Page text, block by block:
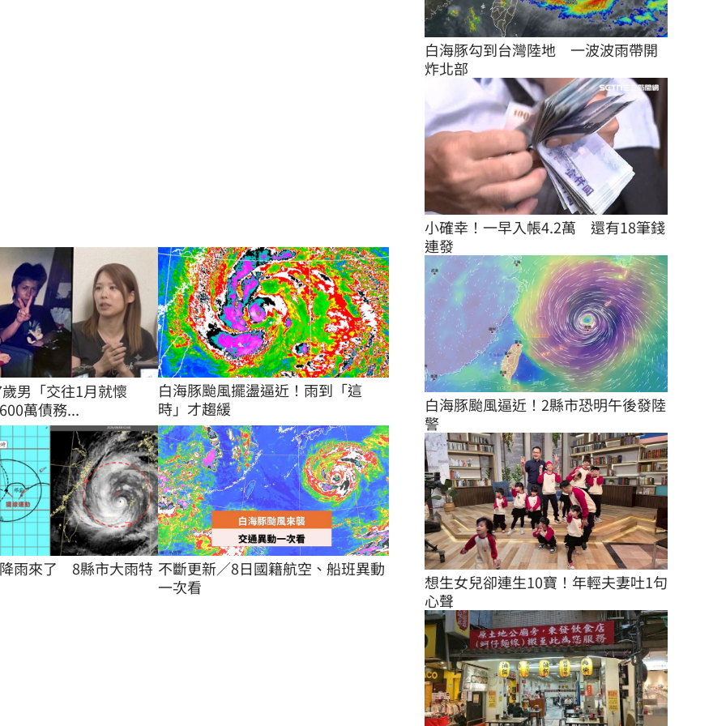
男「交往1月就懷
萬債務...
白海豚颱風擺盪逼近！雨到「這
時」才趨緩
雨來了　8縣市大雨特 不斷更新／8日國籍航空、船班異動
一次看
白海豚勾到台灣陸地　一波波雨帶開
炸北部
小確幸！一早入帳4.2萬　還有18筆錢
連發
白海豚颱風逼近！2縣市恐明午後發陸
警
想生女兒卻連生10寶！年輕夫妻吐1句
心聲